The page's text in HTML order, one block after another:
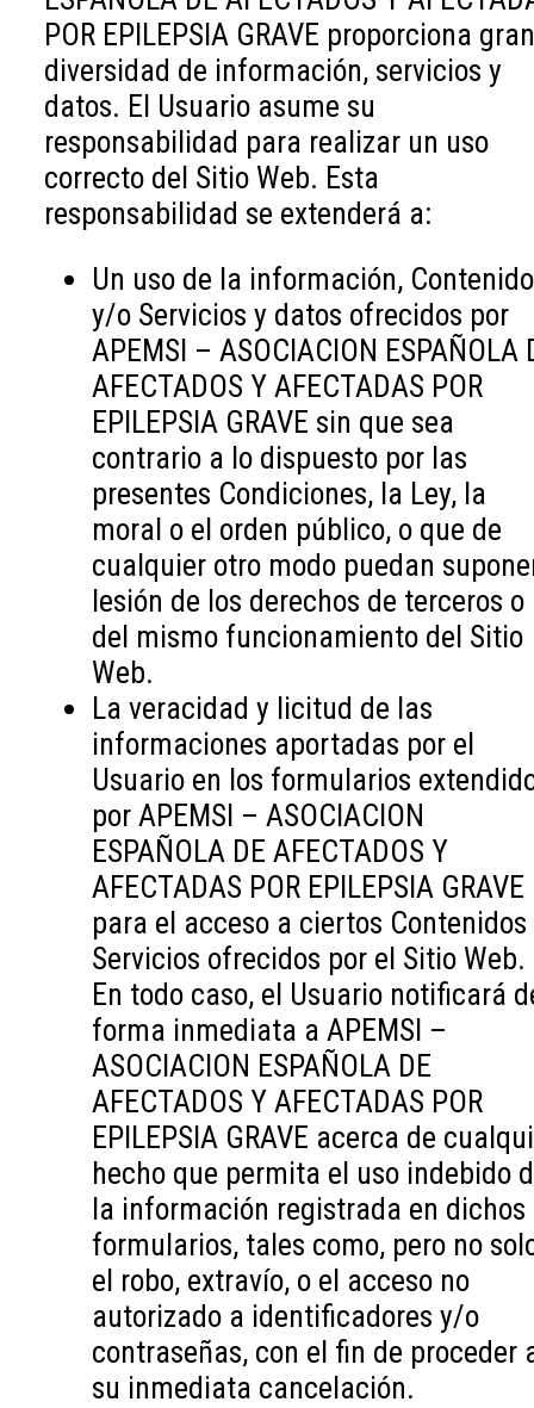
POR EPILEPSIA GRAVE proporciona gran
diversidad de información, servicios y
datos. El Usuario asume su
responsabilidad para realizar un uso
correcto del Sitio Web. Esta
responsabilidad se extenderá a:
Un uso de la información,
y/o Servicios y datos ofrecidos por
APEMSI – ASOCIACION ESPAÑOLA
AFECTADOS Y AFECTADAS POR
EPILEPSIA GRAVE sin que sea
contrario a lo dispuesto por las
presentes Condiciones, la Ley, la
moral o el orden público, o que de
cualquier otro modo puedan
lesión de los derechos de terceros o
del mismo funcionamiento del Sitio
Web.
La veracidad y licitud de las
informaciones aportadas por el
Usuario en los formularios
por APEMSI – ASOCIACION
ESPAÑOLA DE AFECTADOS Y
AFECTADAS POR EPILEPSIA GRAVE
para el acceso a ciertos Contenidos
Servicios ofrecidos por el Sitio Web.
En todo caso, el Usuario notificará
forma inmediata a APEMSI –
ASOCIACION ESPAÑOLA DE
AFECTADOS Y AFECTADAS POR
EPILEPSIA GRAVE acerca de
hecho que permita el uso indebido
la información registrada en dichos
formularios, tales como, pero no
el robo, extravío, o el acceso no
autorizado a identificadores y/o
contraseñas, con el fin de proceder
su inmediata cancelación.